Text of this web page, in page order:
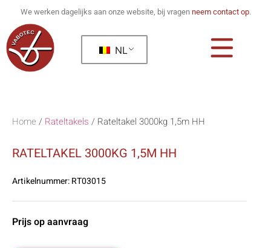
We werken dagelijks aan onze website, bij vragen neem contact op.
NL
Home / Rateltakels / Rateltakel 3000kg 1,5m HH
RATELTAKEL 3000KG 1,5M HH
Artikelnummer:RT03015
Prijs op aanvraag